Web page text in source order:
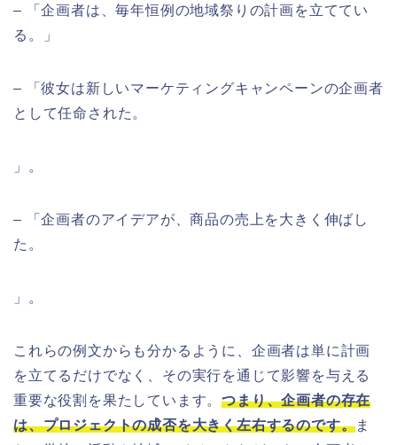
– 「企画者は、毎年恒例の地域祭りの計画を立ててい
る。」
– 「彼女は新しいマーケティングキャンペーンの企画者
として任命された。
」。
– 「企画者のアイデアが、商品の売上を大きく伸ばし
た。
」。
これらの例文からも分かるように、企画者は単に計画
を立てるだけでなく、その実行を通じて影響を与える
重要な役割を果たしています。つまり、企画者の存在
は、プロジェクトの成否を大きく左右するのです。ま